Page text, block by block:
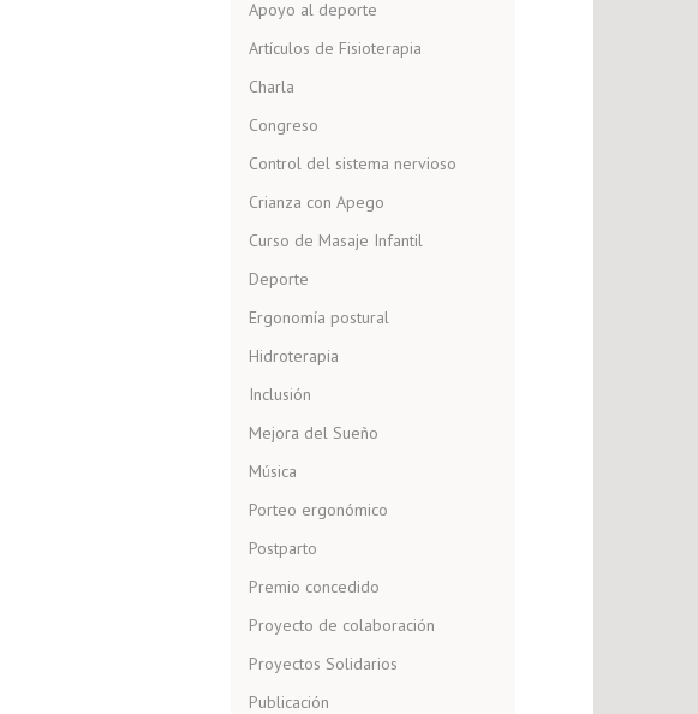
Apoyo al deporte
Artículos de Fisioterapia
Charla
Congreso
Control del sistema nervioso
Crianza con Apego
Curso de Masaje Infantil
Deporte
Ergonomía postural
Hidroterapia
Inclusión
Mejora del Sueño
Música
Porteo ergonómico
Postparto
Premio concedido
Proyecto de colaboración
Proyectos Solidarios
Publicación